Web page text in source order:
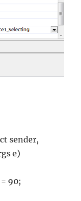
sender,
e)
90;